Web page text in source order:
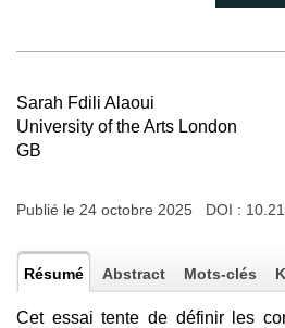
Sarah Fdili Alaoui
University of the Arts London
GB
Publié le 24 octobre 2025 DOI :
Résumé Abstract Mots-clés
Cet essai tente de définir les